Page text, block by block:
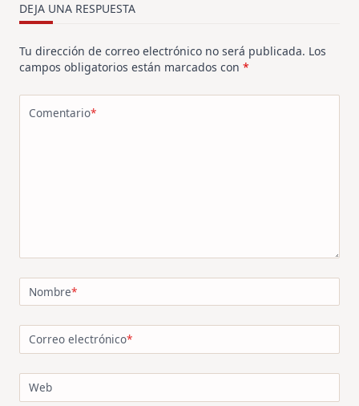
DEJA UNA RESPUESTA
Tu dirección de correo electrónico no será publicada. Los
campos obligatorios están marcados con *
Comentario*
Nombre*
Correo electrónico*
Web